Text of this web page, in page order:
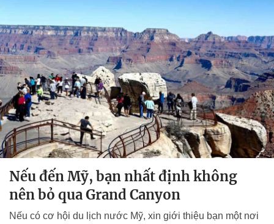
Nếu đến Mỹ, bạn nhất định không
nên bỏ qua Grand Canyon
Nếu có cơ hội du lịch nước Mỹ, xin giới thiệu bạn một nơi